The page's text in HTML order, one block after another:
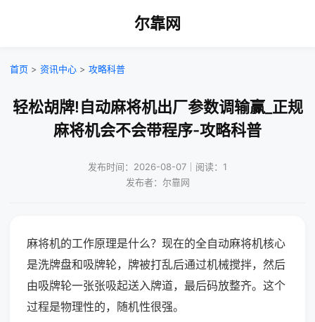
尔靠网
首页 > 资讯中心 > 攻略科普
轻松胡牌!自动麻将机出厂参数调输赢_正规
麻将机会不会带程序-攻略科普
发布时间：2026-08-07｜阅读：1
发布者：尔靠网
麻将机的工作原理是什么？现在的全自动麻将机核心
是洗牌盘和吸牌轮，牌被打乱后通过机械搅拌，然后
由吸牌轮一张张吸起送入牌道，最后码放整齐。这个
过程是物理性的，随机性很强。